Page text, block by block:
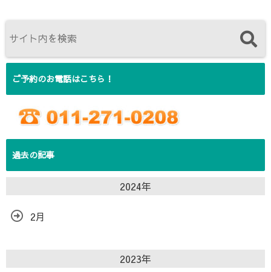
ご予約のお電話はこちら！
過去の記事
2024年
2月
2023年